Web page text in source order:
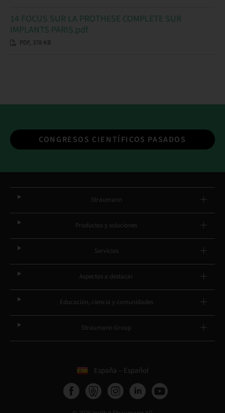
14 FOCUS SUR LA PROTHESE COMPLETE SUR
IMPLANTS PARIS.pdf
PDF, 378 KB
CONGRESOS CIENTÍFICOS PASADOS
Straumann
Productos y soluciones
Servicios
Aspectos a destacar
Educación, ciencia y comunidades
Straumann Group
España – Español